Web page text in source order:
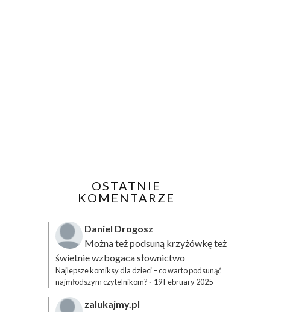
OSTATNIE
KOMENTARZE
Daniel Drogosz
Można też podsuną krzyżówkęteż
świetnie wzbogaca słownictwo
Najlepsze komiksy dla dzieci – co warto podsunąć
najmłodszym czytelnikom? · 19 February 2025
zalukajmy.pl